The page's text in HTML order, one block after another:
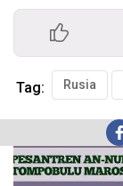
Tag: Rusia
Pemutar
Video